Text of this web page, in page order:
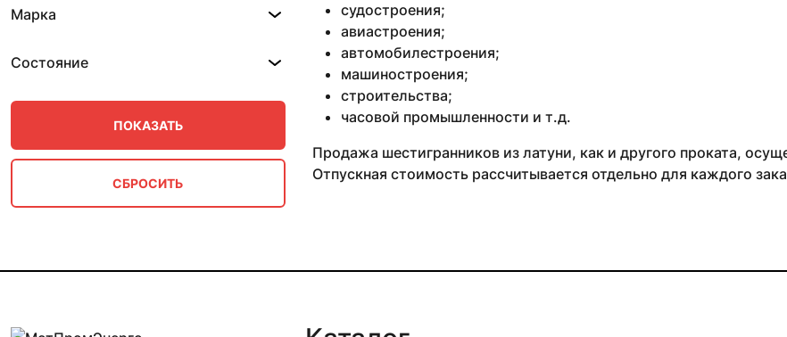
10 мм 0.9-2.8 м
10 мм 1.2 м
11 мм
11 мм 0.87-2.95 м
Марка
Состояние
судостроения;
авиастроения;
автомобилестроения;
машиностроения;
строительства;
часовой промышленности и т.д.
Продажа шестигранников из латуни, как и другого проката,
Отпускная стоимость рассчитывается отдельно для каждого